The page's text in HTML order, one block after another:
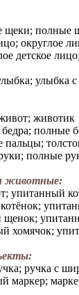
полные
округлое
детское
улыбка
животик
полные
полные
животные:
упитанный
хомячок;
ручка с
маркер;